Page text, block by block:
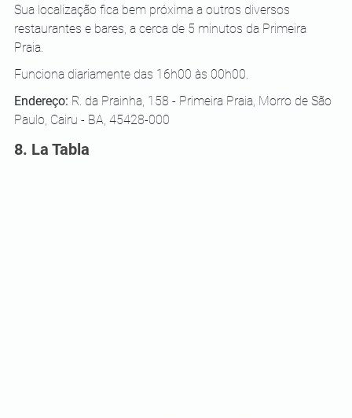
Sua localização fica bem próxima a outros diversos
restaurantes e bares, a cerca de 5 minutos da Primeira
Praia.
Funciona diariamente das 16h00 às 00h00.
Endereço: R. da Prainha, 158 - Primeira Praia, Morro de São
Paulo, Cairu - BA, 45428-000
8. La Tabla